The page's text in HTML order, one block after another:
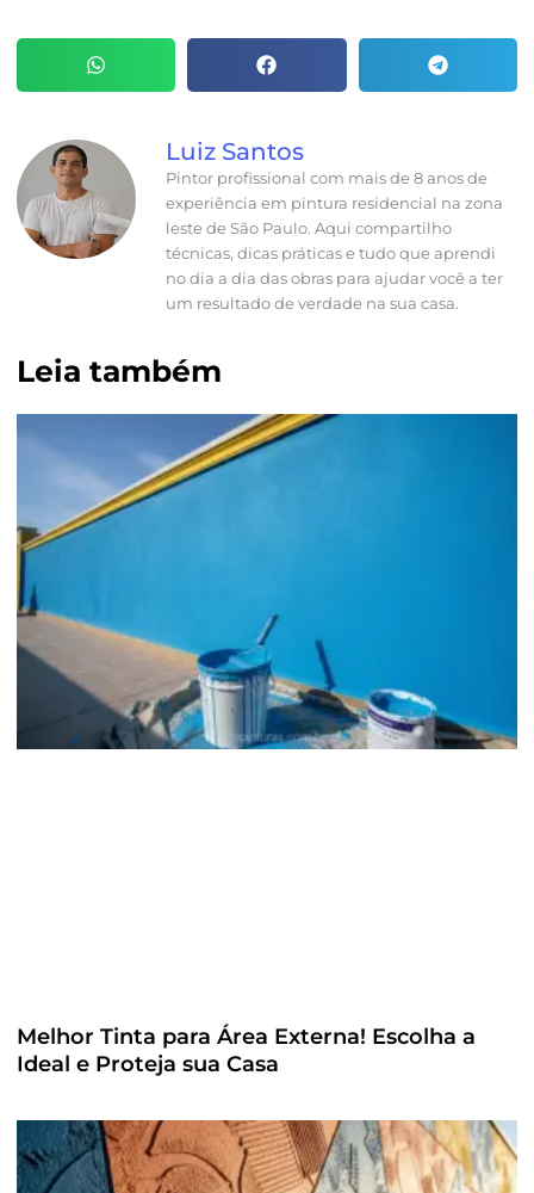
Luiz Santos
Pintor profissional com mais de 8 anos de
experiência em pintura residencial na zona
leste de São Paulo. Aqui compartilho
técnicas, dicas práticas e tudo que aprendi
no dia a dia das obras para ajudar você a ter
um resultado de verdade na sua casa.
Leia também
Melhor Tinta para Área Externa! Escolha a
Ideal e Proteja sua Casa